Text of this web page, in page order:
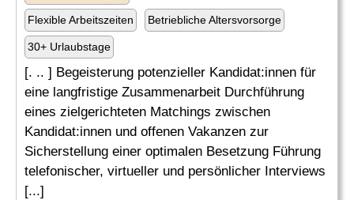
Flexible Arbeitszeiten Betriebliche Altersvorsorge
30+ Urlaubstage
[. .. ] Begeisterung potenzieller Kandidat:innen für
eine langfristige Zusammenarbeit Durchführung
eines zielgerichteten Matchings zwischen
Kandidat:innen und offenen Vakanzen zur
Sicherstellung einer optimalen Besetzung Führung
telefonischer, virtueller und persönlicher Interviews
[...]